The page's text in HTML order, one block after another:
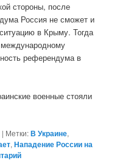
стороны, после
Россия не сможет и
в Крыму. Тогда
международному
референдума в
военные стояли
| Метки:В Украине,
,Нападение России на